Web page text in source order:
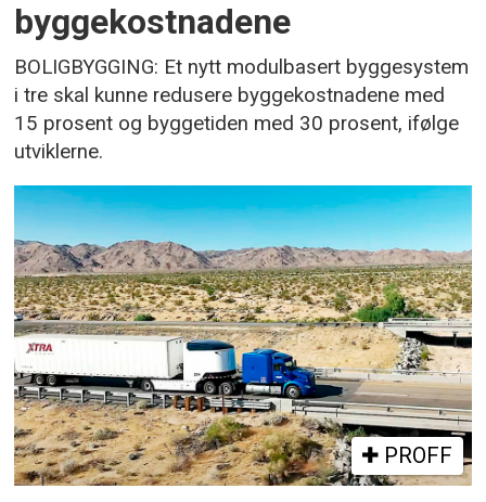
byggekostnadene
BOLIGBYGGING: Et nytt modulbasert byggesystem
i tre skal kunne redusere byggekostnadene med
15 prosent og byggetiden med 30 prosent, ifølge
utviklerne.
PROFF